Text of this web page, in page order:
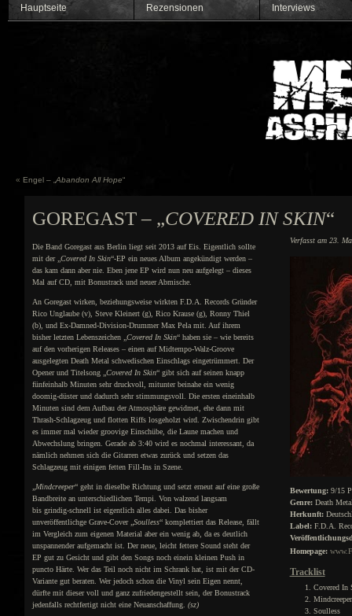
Hauptseite Rezensionen Interviews
« Engel – „ Abandon All Hope“
GOREGAST – „COVERED IN SKIN“
Verfasst am 23.
Die Band Goregast aus Berlin liegt seit 2013 auf Eis. Eigentlich sollte
mit der „ Covered In Skin“-EP ein neues Album angekündigt werden –
das kam dann aber nie. Eben jene EP wird nun neu aufgelegt – dieses
Mal auf CD, mit Bonustrack und neuer Abmische.
An Goregast wirken, beziehungsweise wirkten F.D.A. Records Gründer
Rico Unglaube (v), Steve Kleinert (g), Rico Krause (g), Ronny Thiel
(b), und Ex-Damned-Division-Drummer Max Pela mit. Auf ihrem
bisher letzten Lebenszeichen „ Covered In Skin“ haben sie – wie bereits
auf den vorherigen Releases – einen auf Midtempo-Walz-Groove
ausgelegten Death Metal schwedischen Einschlags eingetrümmert. Der
Opener und Titelsong „ Covered In Skin“ gibt sich auf seinen knapp
fünfeinhalb Minuten sehr druckvoll, mitunter beinahe ein wenig
doomig-düster und dadurch sehr stimmungsvoll. Die ersten eineinhalb
Minuten sind dem Aufbau der Atmosphäre gewidmet, ehe dann mit
Thrash-Schlagzeug und flotten Riffs losgeholzt wird. Zwischendrin gibt
es immer mal wieder groovige Einschübe, die Laune machen und
Abwechslung bringen. Gerade ab 3:40 wird es nochmal interessant, da
nämlich nehmen sich die Gitarren etwas zurück und setzen das
Schlagzeug mit einigen fetten Fill-Ins in Szene.
Mindcreeper“ geht in dieselbe Richtung und setzt erneut auf eine große
Bandbreite an unterschiedlichen Tempi. Von walzend langsam
bis grindig-schnell ist eigentlich alles dabei. Das bisher
unveröffentlichge Grave-Cover „ Soulless“ komplettiert das Release, fällt
im Vergleich zum eigenen Material aber ein wenig ab, da es deutlich
unspannender aufgemacht ist. Der neue, leicht fettere Sound steht der
EP gut zu Gesicht und gibt den Songs noch einein kleinen Push in
puncto Härte. Wer das Teil noch nicht im Schrank hat, ist mit der CD-
Variante gut beraten. Wer jedoch schon die Vinyl sein Eigen nennt,
dürfte mit dieser voll und ganz zufriedengestellt sein, der Bonustrack
jedenfalls rechtfertigt nicht eine Neuanschaffung. (sz)
Bewertung:9/15
Genre:Death
Herkunft:
Label:F.D.A.
Homepage:
Tracklist
Covered In
Mindcreeper
Soulless